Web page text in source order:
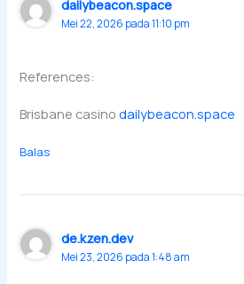
dailybeacon.space
Mei 22, 2026 pada 11:10 pm
References:
Brisbane casinodailybeacon.space
Balas
de.kzen.dev
Mei 23, 2026 pada 1:48 am